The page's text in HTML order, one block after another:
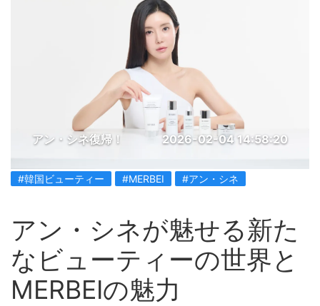
アン・シネ復帰！ 2026-02-04 14:58:20
#韓国ビューティー #MERBEI #アン・シネ
アン・シネが魅せる新た
なビューティーの世界と
MERBEIの魅力